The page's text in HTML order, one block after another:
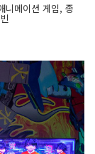
니메이션 게임, 종